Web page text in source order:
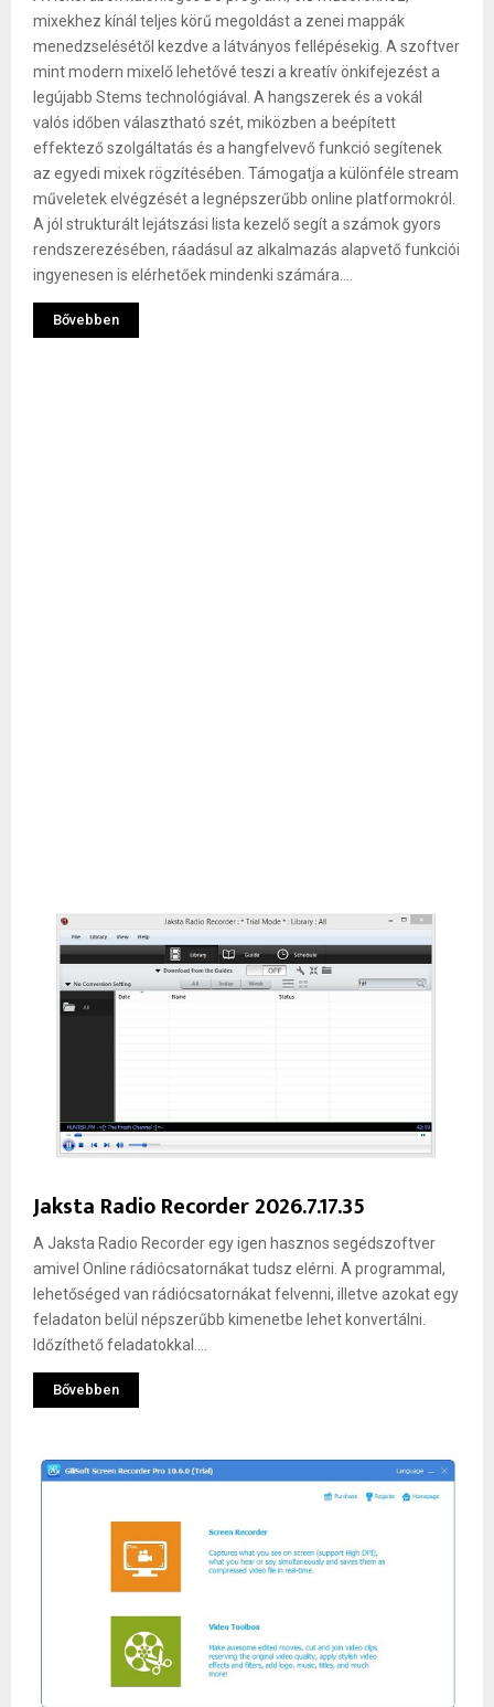
mixekhez kínál teljes körű megoldást a zenei mappák
menedzselésétől kezdve a látványos fellépésekig. A szoftver
mint modern mixelő lehetővé teszi a kreatív önkifejezést a
legújabb Stems technológiával. A hangszerek és a vokál
valós időben választható szét, miközben a beépített
effektező szolgáltatás és a hangfelvevő funkció segítenek
az egyedi mixek rögzítésében. Támogatja a különféle stream
műveletek elvégzését a legnépszerűbb online platformokról.
A jól strukturált lejátszási lista kezelő segít a számok gyors
rendszerezésében, ráadásul az alkalmazás alapvető funkciói
ingyenesen is elérhetőek mindenki számára....
Bővebben
Jaksta Radio Recorder 2026.7.17.35
A Jaksta Radio Recorder egy igen hasznos segédszoftver
amivel Online rádiócsatornákat tudsz elérni. A programmal,
lehetőséged van rádiócsatornákat felvenni, illetve azokat egy
feladaton belül népszerűbb kimenetbe lehet konvertálni.
Időzíthető feladatokkal....
Bővebben